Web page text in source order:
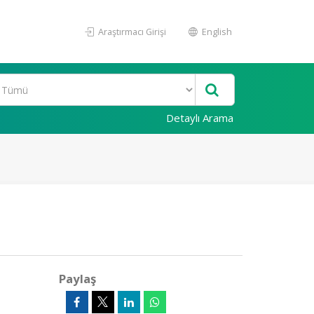
Araştırmacı Girişi English
Detaylı Arama
Paylaş